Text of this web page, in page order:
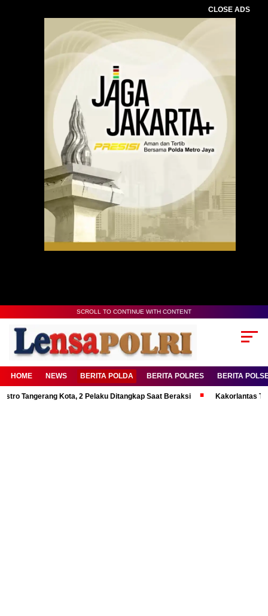
CLOSE ADS
SCROLL TO CONTINUE WITH CONTENT
HOME NEWS BERITA POLDA BERITA POLRES BERITA
Kota, 2 Pelaku Ditangkap Saat Beraksi Kakorlantas Tekankan